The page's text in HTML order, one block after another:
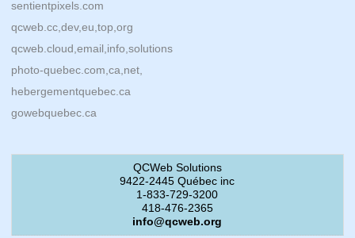
sentientpixels.com
qcweb.cc,dev,eu,top,org
qcweb.cloud,email,info,solutions
photo-quebec.com,ca,net,
hebergementquebec.ca
gowebquebec.ca
QCWeb Solutions
9422-2445 Québec inc
1-833-729-3200
418-476-2365
info@qcweb.org